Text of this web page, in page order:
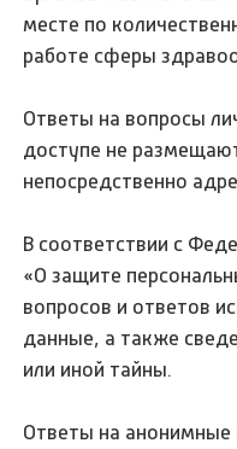
месте по
работе сферы
Ответы на вопросы
доступе не
непосредственно
В соответствии с
«О защите
вопросов и ответов
данные, а также
или иной тайны.
Ответы на анонимные